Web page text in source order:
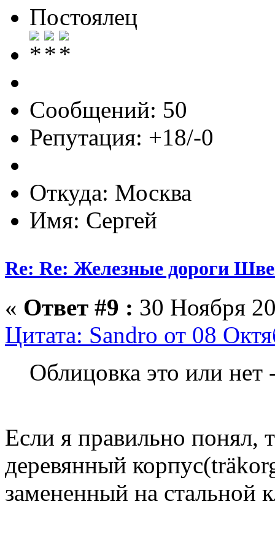
Постоялец
Сообщений: 50
Репутация: +18/-0
Откуда: Москва
Имя: Сергей
Re: Re: Железные дороги
« Ответ #9 : 30 Ноября
Цитата: Sandro от 08
Облицовка это или нет
Если я правильно понял,
деревянный
замененный на стальной